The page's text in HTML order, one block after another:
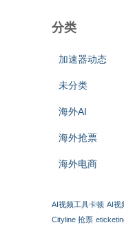
分类
加速器动态
未分类
海外AI
海外抢票
海外电商
AI视频工具卡顿 AI视
Cityline 抢票